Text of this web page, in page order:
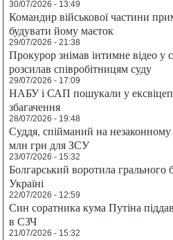
30/07/2026 - 13:49
Командир військової частини
будувати йому маєток
29/07/2026 - 21:38
Прокурор знімав інтимне відео у
розсилав співробітницям суду
29/07/2026 - 17:09
НАБУ і САП пошукали у
збагачення
28/07/2026 - 19:48
Суддя, спійманий на
млн грн для ЗСУ
23/07/2026 - 15:32
Болгарський воротила грального
Україні
22/07/2026 - 12:59
Син соратника кума Путіна
в СЗЧ
21/07/2026 - 15:32